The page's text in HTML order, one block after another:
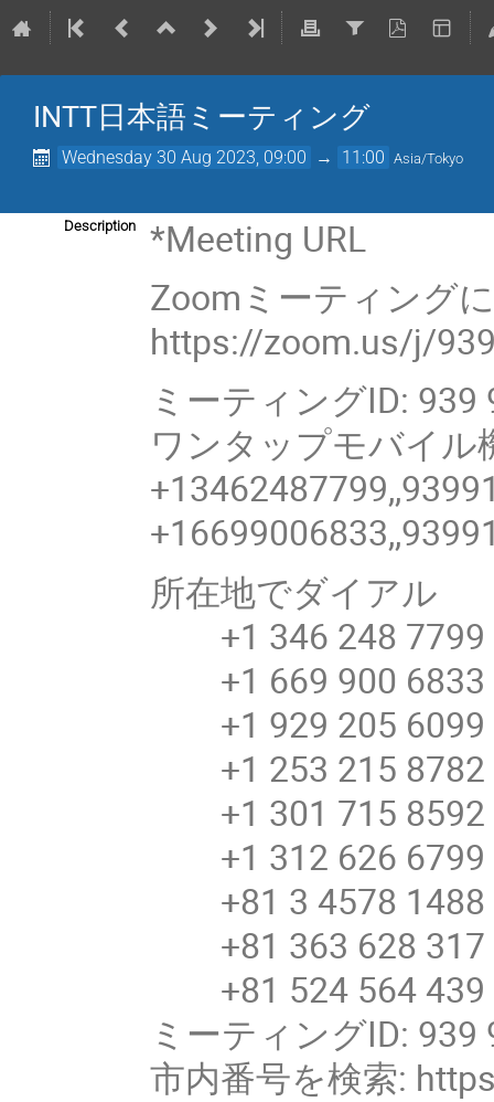
INTT日本語ミーティング
Wednesday 30 Aug 2023, 09:00 → 11:00 Asia/Tokyo
Description
*Meeting URL
Zoomミーティング
https://zoom.us/j/
ミーティングID: 939
ワンタップモバイル
所在地でダイアル
+1 346 248 7799
+1 669 900 6833
+1 929 205 6099
+1 253 215 8782
+1 301 715 8592
+1 312 626 6799
+81 3 4578 1488
+81 363 628 317
+81 524 564 439
ミーティングID: 939
市内番号を検索: